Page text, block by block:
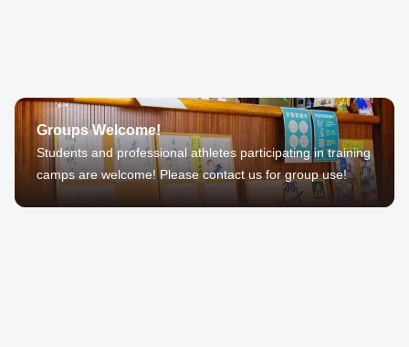
Groups Welcome!
Students and professional athletes participating in training
camps are welcome! Please contact us for group use!